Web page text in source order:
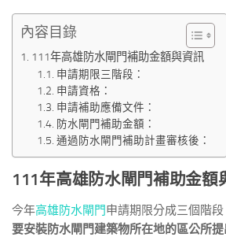
內容目錄
111年高雄防水閘門補助金額與資訊
申請期限三階段：
申請資格：
申請補助應備文件：
防水閘門補助金額：
通過防水閘門補助計畫審核後：
111年高雄防水閘門補助金額
今年高雄防水閘門申請期限分成三個階
要安裝防水閘門建築物所在地的區公所